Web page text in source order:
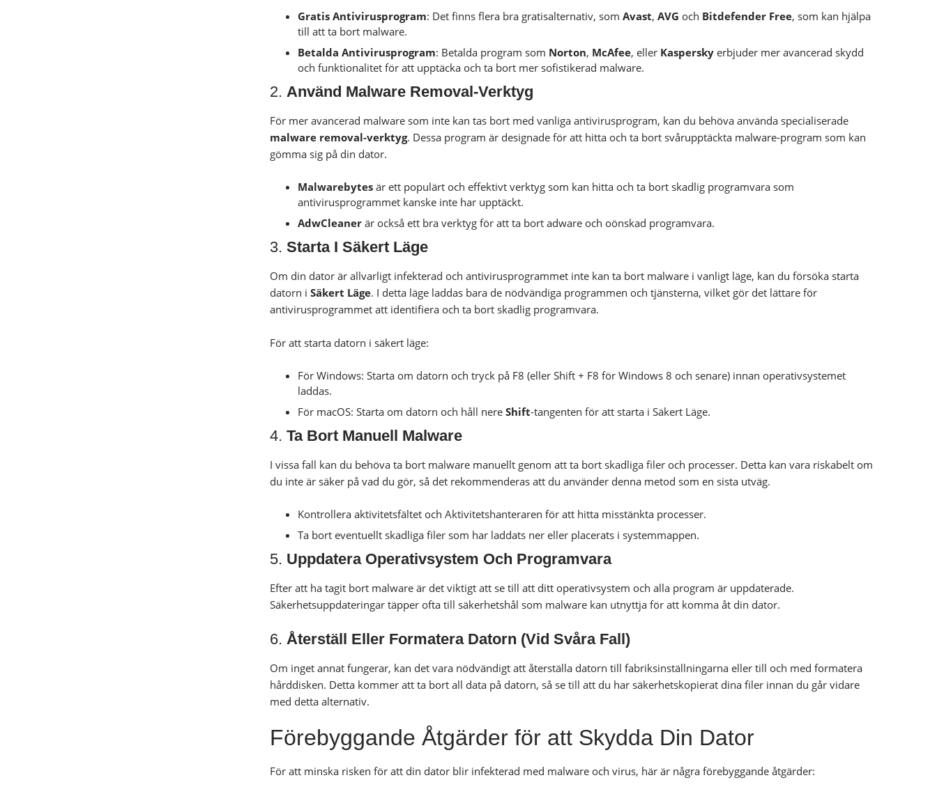
Gratis Antivirusprogram: Det finns flera bra gratisalternativ, som Avast, AVG och Bitdefender Free, som kan hjälpa
till att ta bort malware.
Betalda Antivirusprogram: Betalda program som Norton, McAfee, eller Kaspersky erbjuder mer avancerad skydd
och funktionalitet för att upptäcka och ta bort mer sofistikerad malware.
2. Använd Malware Removal-Verktyg
För mer avancerad malware som inte kan tas bort med vanliga antivirusprogram, kan du behöva använda specialiserade
malware removal-verktyg. Dessa program är designade för att hitta och ta bort svårupptäckta malware-program som kan
gömma sig på din dator.
Malwarebytes är ett populärt och effektivt verktyg som kan hitta och ta bort skadlig programvara som
antivirusprogrammet kanske inte har upptäckt.
AdwCleaner är också ett bra verktyg för att ta bort adware och oönskad programvara.
3. Starta I Säkert Läge
Om din dator är allvarligt infekterad och antivirusprogrammet inte kan ta bort malware i vanligt läge, kan du försöka starta
datorn i Säkert Läge. I detta läge laddas bara de nödvändiga programmen och tjänsterna, vilket gör det lättare för
antivirusprogrammet att identifiera och ta bort skadlig programvara.
För att starta datorn i säkert läge:
För Windows: Starta om datorn och tryck på F8 (eller Shift + F8 för Windows 8 och senare) innan operativsystemet
laddas.
För macOS: Starta om datorn och håll nere Shift-tangenten för att starta i Säkert Läge.
4. Ta Bort Manuell Malware
I vissa fall kan du behöva ta bort malware manuellt genom att ta bort skadliga filer och processer. Detta kan vara riskabelt om
du inte är säker på vad du gör, så det rekommenderas att du använder denna metod som en sista utväg.
Kontrollera aktivitetsfältet och Aktivitetshanteraren för att hitta misstänkta processer.
Ta bort eventuellt skadliga filer som har laddats ner eller placerats i systemmappen.
5. Uppdatera Operativsystem Och Programvara
Efter att ha tagit bort malware är det viktigt att se till att ditt operativsystem och alla program är uppdaterade.
Säkerhetsuppdateringar täpper ofta till säkerhetshål som malware kan utnyttja för att komma åt din dator.
6. Återställ Eller Formatera Datorn (Vid Svåra Fall)
Om inget annat fungerar, kan det vara nödvändigt att återställa datorn till fabriksinställningarna eller till och med formatera
hårddisken. Detta kommer att ta bort all data på datorn, så se till att du har säkerhetskopierat dina filer innan du går vidare
med detta alternativ.
Förebyggande Åtgärder för att Skydda Din Dator
För att minska risken för att din dator blir infekterad med malware och virus, här är några förebyggande åtgärder: